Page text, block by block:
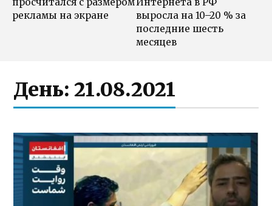
просчитался с размером
рекламы на экране
Интернета в РФ
выросла на 10–20 % за
последние шесть
месяцев
День:21.08.2021